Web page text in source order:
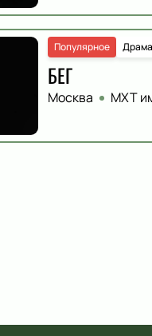
Драма
Популярное
БЕГ
Москва МХТ